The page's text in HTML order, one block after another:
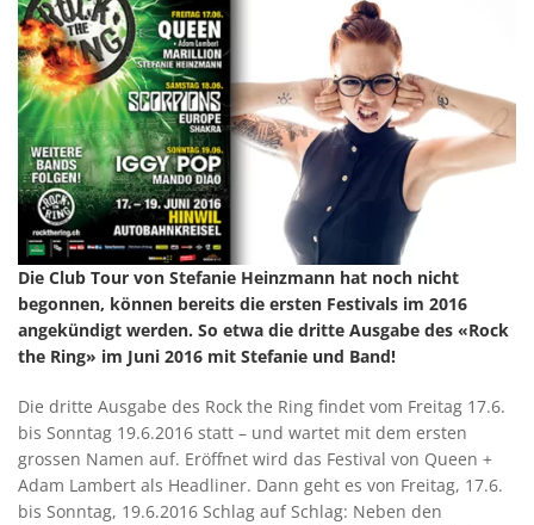
Die Club Tour von Stefanie Heinzmann hat noch nicht
begonnen, können bereits die ersten Festivals im 2016
angekündigt werden. So etwa die dritte Ausgabe des «Rock
the Ring» im Juni 2016 mit Stefanie und Band!
Die dritte Ausgabe des Rock the Ring findet vom Freitag 17.6.
bis Sonntag 19.6.2016 statt – und wartet mit dem ersten
grossen Namen auf. Eröffnet wird das Festival von Queen +
Adam Lambert als Headliner. Dann geht es von Freitag, 17.6.
bis Sonntag, 19.6.2016 Schlag auf Schlag: Neben den